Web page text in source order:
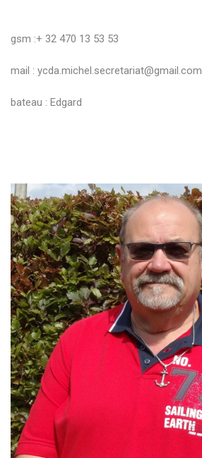
gsm :+ 32 470 13 53 53
mail : ycda.michel.secretariat@gmail.com
bateau : Edgard